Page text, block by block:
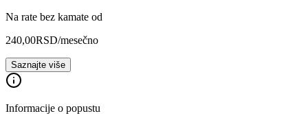
Na rate bez kamate od
240,00RSD/mesečno
Saznajte više
Informacije o popustu